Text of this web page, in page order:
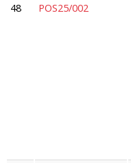
48
POS25/002